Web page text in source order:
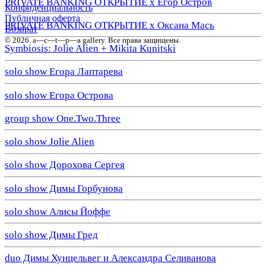
PRIVATE BANKING ОТКРЫТИЕ х Оксана Мась
Symbiosis: Jolie Alien + Mikita Kunitski
solo show Егора Лаптарева
solo show Егора Острова
group show One.Two.Three
solo show Jolie Alien
solo show Дорохова Сергея
solo show Димы Горбунова
solo show Алисы Йоффе
solo show Димы Гред
duo Димы Хунцельвег и Александра Селиванова
Конфиденциальность
Публичная оферта
Возврат
© 2026. a—с—t—р—a gallery. Все права защищены.